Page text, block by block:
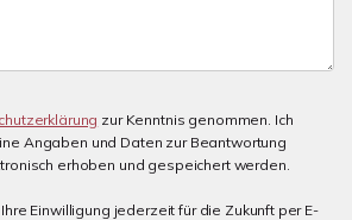
zur Kenntnis genommen. Ich
Angaben und Daten zur Beantwortung
erhoben und gespeichert werden.
Einwilligung jederzeit für die Zukunft per E-